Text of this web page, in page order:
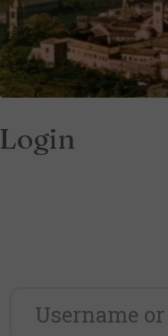
Login
Username or